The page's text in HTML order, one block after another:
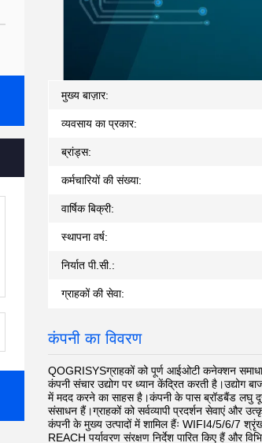
मुख्य बाज़ार:
व्यवसाय का प्रकार:
ब्रांड्स:
कर्मचारियों की संख्या:
वार्षिक बिक्री:
स्थापना वर्ष:
निर्यात पी.सी.:
ग्राहकों की सेवा:
कंपनी का विवरण
QOGRISYSग्राहकों को पूर्ण आईओटी कनेक्शन
कंपनी संचार उद्योग पर ध्यान केंद्रित करती है।उद्योग
में मदद करने का साहस है।कंपनी के पास ब्रॉडबैंड लघु
संसाधन हैं।ग्राहकों को सर्वव्यापी प्रदर्शन सेवाएं और
कंपनी के मुख्य उत्पादों में शामिल हैंः WIFI4/5/6/7
REACH पर्यावरण संरक्षण निर्देश पारित किए हैं और